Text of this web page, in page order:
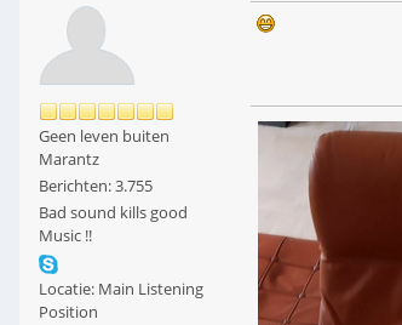
Geen leven buiten
Marantz
Berichten: 3.755
Bad sound kills good
Music !!
Locatie: Main Listening
Position